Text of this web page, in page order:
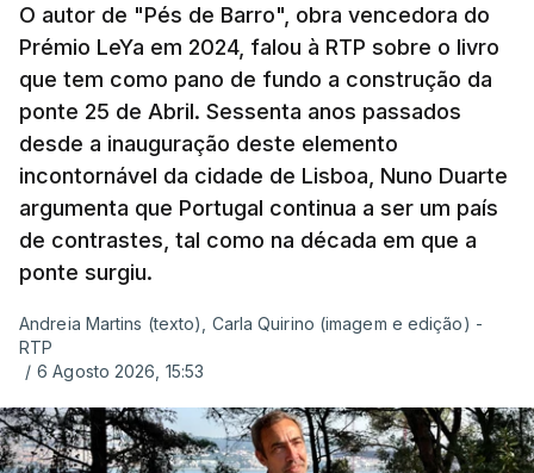
O autor de "Pés de Barro", obra vencedora do
Prémio LeYa em 2024, falou à RTP sobre o livro
que tem como pano de fundo a construção da
ponte 25 de Abril. Sessenta anos passados
desde a inauguração deste elemento
incontornável da cidade de Lisboa, Nuno Duarte
argumenta que Portugal continua a ser um país
de contrastes, tal como na década em que a
ponte surgiu.
Andreia Martins (texto), Carla Quirino (imagem e edição) -
RTP
/ 6 Agosto 2026, 15:53